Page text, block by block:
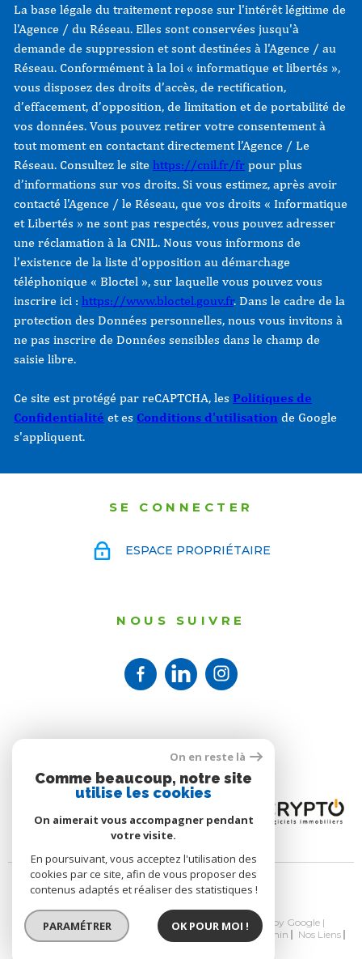
La base légale du traitement repose sur l'intérêt légitime de
l'Agence / du Réseau. Elles sont conservées jusqu'à
demande de suppression et sont destinées à l'Agence / au
Réseau. Conformément à la loi « informatique et libertés »,
vous disposez des droits d’accès, de rectification,
d’effacement, d’opposition, de limitation et de portabilité de
vos données. Vous pouvez retirer votre consentement à
tout moment en contactant directement l’Agence / Le
Réseau. Consultez le site https://cnil.fr/fr pour plus
d’informations sur vos droits. Si vous estimez, après avoir
contacté l'Agence / le Réseau, que vos droits « Informatique
et Libertés » ne sont pas respectés, vous pouvez adresser
une réclamation à la CNIL. Nous vous informons de
l’existence de la liste d'opposition au démarchage
téléphonique « Bloctel », sur laquelle vous pouvez vous
inscrire ici : https://www.bloctel.gouv.fr. Dans le cadre de la
protection des Données personnelles, nous vous invitons à
ne pas inscrire de Données sensibles dans le champ de
saisie libre.
Ce site est protégé par reCAPTCHA, les Politiques de
Confidentialité et es Conditions d'utilisation de Google
s'appliquent.
SE CONNECTER
ESPACE PROPRIÉTAIRE
NOUS SUIVRE
ADHÉRENTS
© 2026 | Tous droits réservés | Traduction powered by Google |
Nos Honoraires
Plan Du Site Admin
Nos Liens
On en reste là
Comme beaucoup, notre site
utilise les cookies
On aimerait vous accompagner pendant
votre visite.
En poursuivant, vous acceptez l'utilisation des
cookies par ce site, afin de vous proposer des
contenus adaptés et réaliser des statistiques !
PARAMÉTRER OK POUR MOI !